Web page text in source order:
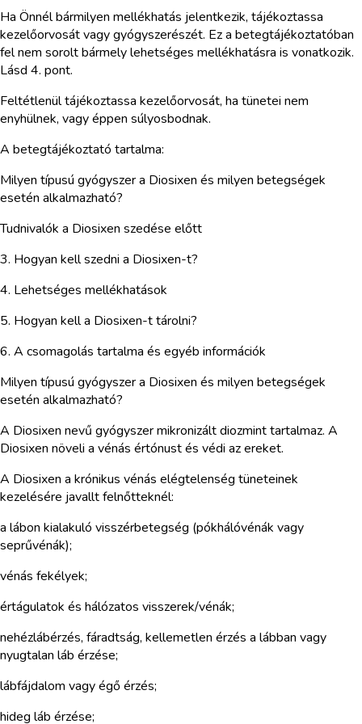
Ha Önnél bármilyen mellékhatás jelentkezik, tájékoztassa
kezelőorvosát vagy gyógyszerészét. Ez a betegtájékoztatóban
fel nem sorolt bármely lehetséges mellékhatásra is vonatkozik.
Lásd 4. pont.
Feltétlenül tájékoztassa kezelőorvosát, ha tünetei nem
enyhülnek, vagy éppen súlyosbodnak.
A betegtájékoztató tartalma:
Milyen típusú gyógyszer a Diosixen és milyen betegségek
esetén alkalmazható?
Tudnivalók a Diosixen szedése előtt
3. Hogyan kell szedni a Diosixen-t?
4. Lehetséges mellékhatások
5. Hogyan kell a Diosixen-t tárolni?
6. A csomagolás tartalma és egyéb információk
Milyen típusú gyógyszer a Diosixen és milyen betegségek
esetén alkalmazható?
A Diosixen nevű gyógyszer mikronizált diozmint tartalmaz. A
Diosixen növeli a vénás értónust és védi az ereket.
A Diosixen a krónikus vénás elégtelenség tüneteinek
kezelésére javallt felnőtteknél:
a lábon kialakuló visszérbetegség (pókhálóvénák vagy
seprűvénák);
vénás fekélyek;
értágulatok és hálózatos visszerek/vénák;
nehézlábérzés, fáradtság, kellemetlen érzés a lábban vagy
nyugtalan láb érzése;
lábfájdalom vagy égő érzés;
hideg láb érzése;